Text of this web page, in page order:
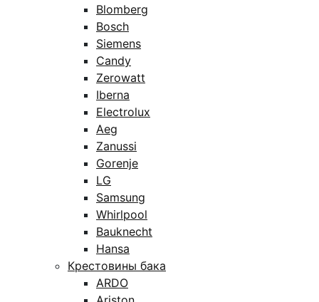
Blomberg
Bosch
Siemens
Candy
Zerowatt
Iberna
Electrolux
Aeg
Zanussi
Gorenje
LG
Samsung
Whirlpool
Bauknecht
Hansa
Крестовины бака
ARDO